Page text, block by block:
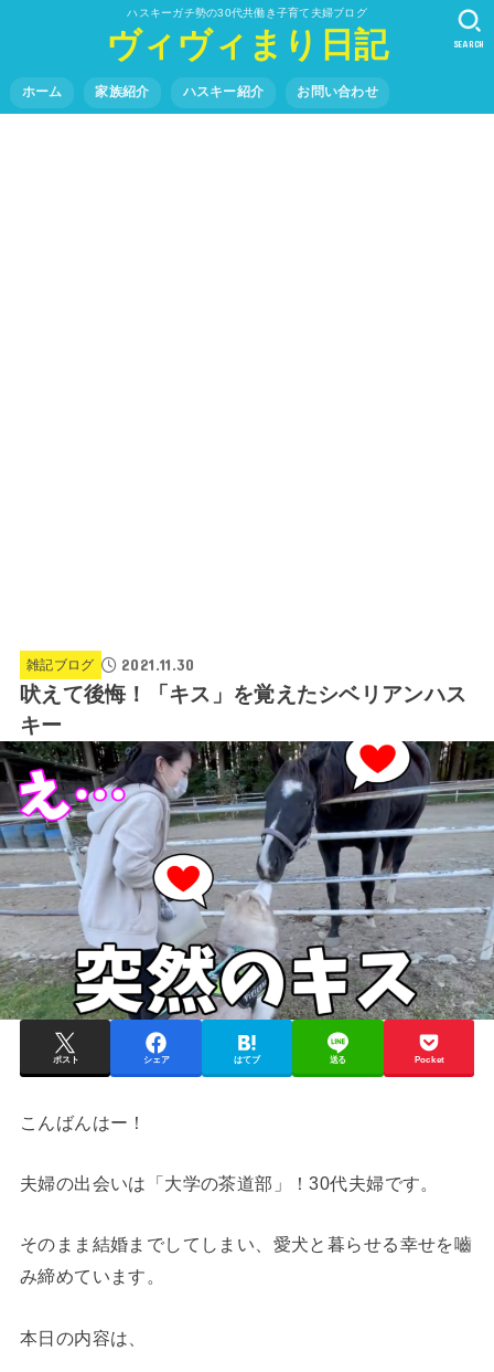
ハスキーガチ勢の30代共働き子育て夫婦ブログ
ヴィヴィまり日記
ホーム 家族紹介 ハスキー紹介 お問い合わせ
SEARCH
雑記ブログ 2021.11.30
吠えて後悔！「キス」を覚えたシベリアンハス
キー
ポスト シェア はてブ 送る Pocket
こんばんはー！
夫婦の出会いは「大学の茶道部」！30代夫婦です。
そのまま結婚までしてしまい、愛犬と暮らせる幸せを嚙
み締めています。
本日の内容は、